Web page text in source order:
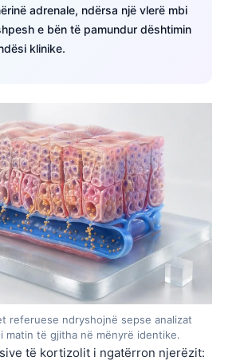
adrenale, ndërsa një vlerë mbi
e bën të pamundur dështimin
klinike.
referuese ndryshojnë sepse analizat
matin të gjitha në mënyrë identike.
të kortizolit i ngatërron njerëzit: